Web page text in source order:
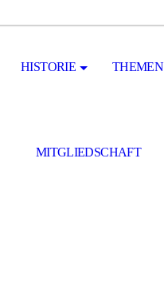
HISTORIE THEMEN
MITGLIEDSCHAFT